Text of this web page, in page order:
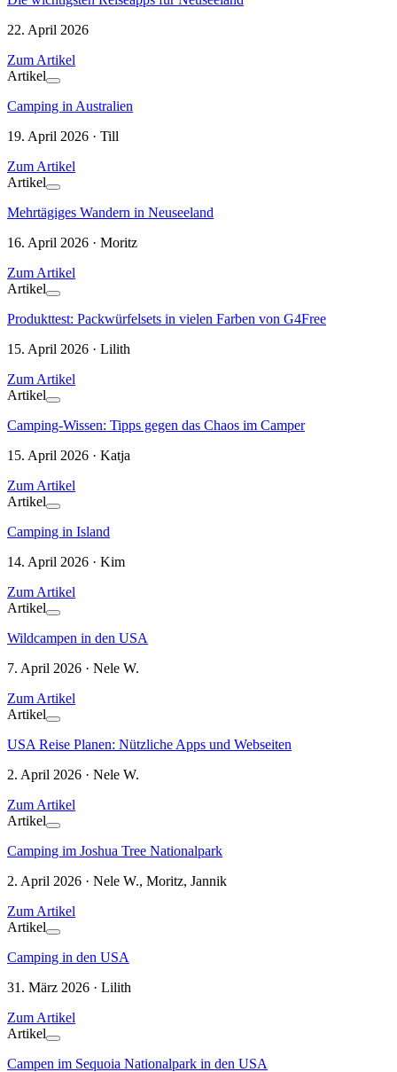
22. April 2026
Zum Artikel
Artikel
Camping in Australien
19. April 2026 · Till
Zum Artikel
Artikel
Mehrtägiges Wandern in Neuseeland
16. April 2026 · Moritz
Zum Artikel
Artikel
Produkttest: Packwürfelsets in vielen Farben von G4Free
15. April 2026 · Lilith
Zum Artikel
Artikel
Camping-Wissen: Tipps gegen das Chaos im Camper
15. April 2026 · Katja
Zum Artikel
Artikel
Camping in Island
14. April 2026 · Kim
Zum Artikel
Artikel
Wildcampen in den USA
7. April 2026 · Nele W.
Zum Artikel
Artikel
USA Reise Planen: Nützliche Apps und Webseiten
2. April 2026 · Nele W.
Zum Artikel
Artikel
Camping im Joshua Tree Nationalpark
2. April 2026 · Nele W., Moritz, Jannik
Zum Artikel
Artikel
Camping in den USA
31. März 2026 · Lilith
Zum Artikel
Artikel
Campen im Sequoia Nationalpark in den USA